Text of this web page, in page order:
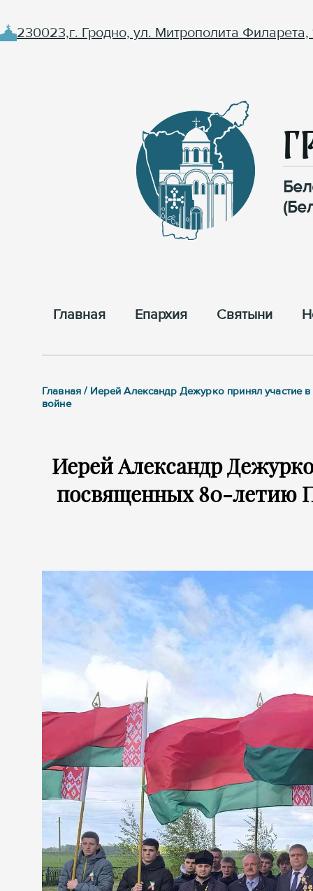
230023,г. Гродно, ул. Митрополита Филарета,
Главная Епархия Cвятыни
Главная / Иерей Александр Дежурко принял участие
войне
Иерей Александр
посвященных 80-летию